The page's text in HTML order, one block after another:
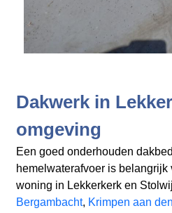
Dakwerk in
omgeving
Een goed onderhouden
hemelwaterafvoer is
woning in Lekkerkerk en
Bergambacht, Krimpen aan